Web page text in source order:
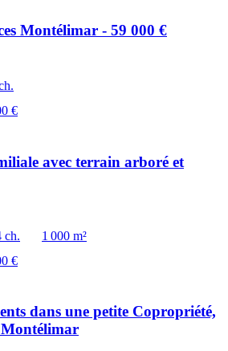
Montélimar - 59 000 €
€
avec terrain arboré et
ch.
1 000 m²
€
dans une petite Copropriété,
Montélimar